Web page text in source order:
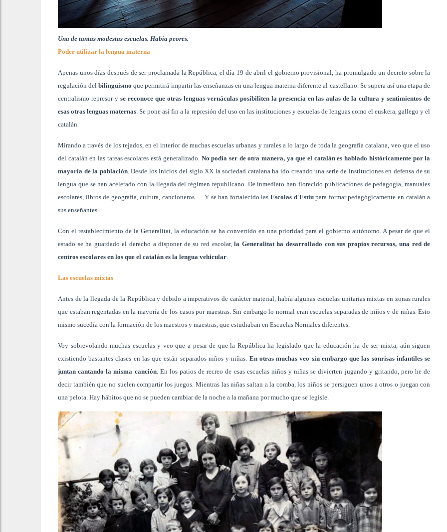
Una de tantas modestas escuelas. Había peores.
Poder utilizar la lengua materna
Apenas unos días después de ser proclamada la República, el día 19 de abril el gobierno provisional, ha promulgado un decreto sobre la
regulación delbilingüismoque permitirá impartir las enseñanzas en una lengua materna diferente al castellano. Se supera así una etapa de
centralismo represor y se reconoce que otras lenguas vernáculas posibiliten la presencia en las aulas de la cultura y sentimientos de
esas otras lenguas maternas. Se pone así fin a la represión del uso en las instituciones y escuelas de lenguas como el euskera, gallego y el
catalán.
Mirando a través de los tejados, en el interior de muchas escuelas urbanas y rurales a lo largo de toda la geografía catalana, veo que el uso
del catalán en las tareas escolares está generalizado.No podía ser de otra manera, ya que el catalán es hablado históricamente por la
mayoría de la población. Desde los inicios del siglo XX la sociedad catalana ha ido creando una serie de instituciones en defensa de su
lengua que se han acelerado con la llegada del régimen republicano. De inmediato han florecido publicaciones de pedagogía, manuales
escolares, libros de geografía, cultura, cancioneros … Y se han fortalecido lasEscolas d´Estiupara formar pedagógicamente en catalán a
sus enseñantes.
Con el restablecimiento de la Generalitat, la educación se ha convertido en una prioridad para el gobierno autónomo. A pesar de que el
estado se ha guardado el derecho a disponer de su red escolar,la Generalitat ha desarrollado con sus propios recursos, una red de
centros escolares en los que el catalán es la lengua vehicular.
Las escuelas mixtas
Antes de la llegada de la República y debido a imperativos de carácter material, había algunas escuelas unitarias mixtas en zonas rurales
que estaban regentadas en la mayoría de los casos por maestras. Sin embargo lo normal eran escuelas separadas de niños y de niñas. Esto
mismo sucedía con la formación de los maestros y maestras, que estudiaban en Escuelas Normales diferentes.
Voy sobrevolando muchas escuelas y veo que a pesar de que la República ha legislado que la educación ha de ser mixta, aún siguen
existiendo bastantes clases en las que están separados niños y niñas. En otras muchas veo sin embargo que las sonrisas infantiles se
juntan cantando la misma canción. En los patios de recreo de esas escuelas niños y niñas se divierten jugando y gritando, pero he de
decir también que no suelen compartir los juegos. Mientras las niñas saltan a la comba, los niños se persiguen unos a otros o juegan con
una pelota. Hay hábitos que no se pueden cambiar de la noche a la mañana por mucho que se legisle.